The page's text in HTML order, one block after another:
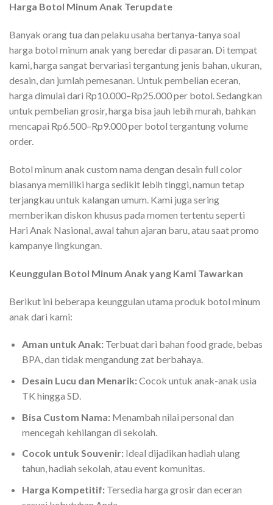
Harga Botol Minum Anak Terupdate
Banyak orang tua dan pelaku usaha bertanya-tanya soal
harga botol minum anak yang beredar di pasaran. Di tempat
kami, harga sangat bervariasi tergantung jenis bahan, ukuran,
desain, dan jumlah pemesanan. Untuk pembelian eceran,
harga dimulai dari Rp10.000–Rp25.000 per botol. Sedangkan
untuk pembelian grosir, harga bisa jauh lebih murah, bahkan
mencapai Rp6.500–Rp9.000 per botol tergantung volume
order.
Botol minum anak custom nama dengan desain full color
biasanya memiliki harga sedikit lebih tinggi, namun tetap
terjangkau untuk kalangan umum. Kami juga sering
memberikan diskon khusus pada momen tertentu seperti
Hari Anak Nasional, awal tahun ajaran baru, atau saat promo
kampanye lingkungan.
Keunggulan Botol Minum Anak yang Kami Tawarkan
Berikut ini beberapa keunggulan utama produk botol minum
anak dari kami:
Aman untuk Anak:Terbuat dari bahan food grade, bebas
BPA, dan tidak mengandung zat berbahaya.
Desain Lucu dan Menarik:Cocok untuk anak-anak usia
TK hingga SD.
Bisa Custom Nama:Menambah nilai personal dan
mencegah kehilangan di sekolah.
Cocok untuk Souvenir:Ideal dijadikan hadiah ulang
tahun, hadiah sekolah, atau event komunitas.
Harga Kompetitif:Tersedia harga grosir dan eceran